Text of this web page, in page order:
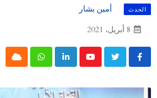
الحدث
أمين بشار
8 أبريل، 2021
Youtube
LinkedIn
Whatsapp
Cloud